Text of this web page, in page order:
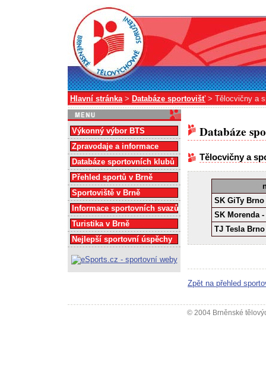
Hlavní stránka> Databáze sportovišť> Tělocvičny a
Databáze
Tělocvičny a
SK GiTy Brno
SK Morenda
TJ Tesla
Zpět na přehled
Výkonný výbor BTS
Zpravodaje a informace
Databáze sportovních klubů
Přehled sportů v Brně
Sportoviště v Brně
Informace sportovních svazů
Turistika v Brně
Nejlepší sportovní úspěchy
© 2004 Brněnské